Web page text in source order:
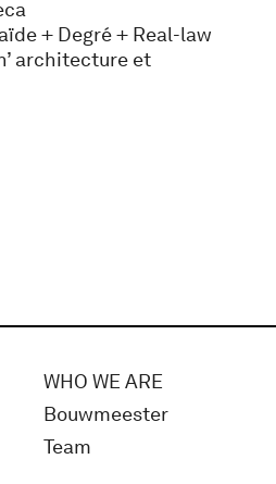
+ Degré + Real-law
architecture et
WHO WE ARE
Bouwmeester
Team